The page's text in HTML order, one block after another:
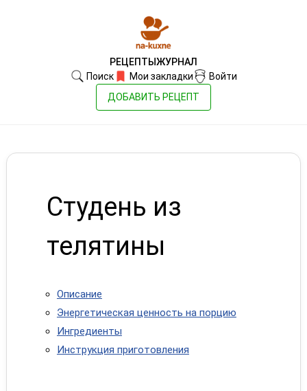
РЕЦЕПТЫ ЖУРНАЛ
Поиск
Мои закладки
Войти
ДОБАВИТЬ РЕЦЕПТ
Студень из
телятины
Описание
Энергетическая ценность на порцию
Ингредиенты
Инструкция приготовления